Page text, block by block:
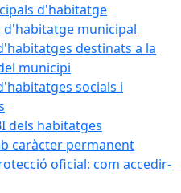
d'habitatge
d'habitatge municipal
destinats a la
municipi
socials i
dels habitatges
caràcter permanent
oficial: com accedir-